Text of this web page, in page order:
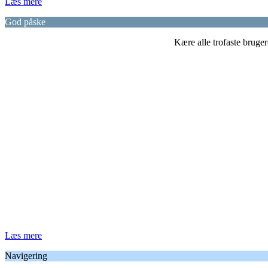
God påske
Kære alle trofaste
Læs mere
Navigering